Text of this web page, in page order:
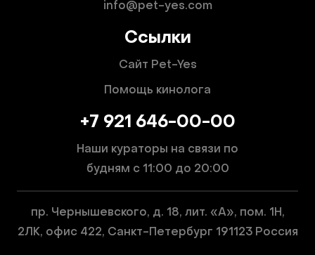
info@pet-yes.com
Ссылки
Сайт Pet-Yes
Помощь кинолога
+7 921 646-00-00
Наши кураторы на связи по
будням с 11:00 до 20:00
пр. Чернышевского, д. 18, лит. «А», пом. 1Н,
2ЛК, офис 422, Санкт-Петербург 191123 Россия